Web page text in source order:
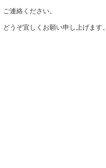
ご連絡ください。
どうぞ宜しくお願い申し上げます。